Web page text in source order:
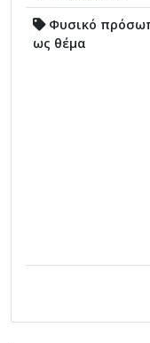
Φυσικό
ως θέμα